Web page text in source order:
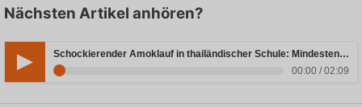
Nächsten Artikel anhören?
Schockierender Amoklauf in thailändischer Schule: Mindestens sieben Todesfälle zu beklagen
00:00 / 02:09